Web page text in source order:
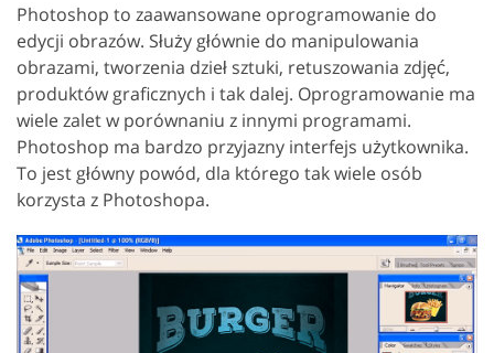
Photoshop to zaawansowane oprogramowanie do
edycji obrazów. Służy głównie do manipulowania
obrazami, tworzenia dzieł sztuki, retuszowania zdjęć,
produktów graficznych i tak dalej. Oprogramowanie ma
wiele zalet w porównaniu z innymi programami.
Photoshop ma bardzo przyjazny interfejs użytkownika.
To jest główny powód, dla którego tak wiele osób
korzysta z Photoshopa.